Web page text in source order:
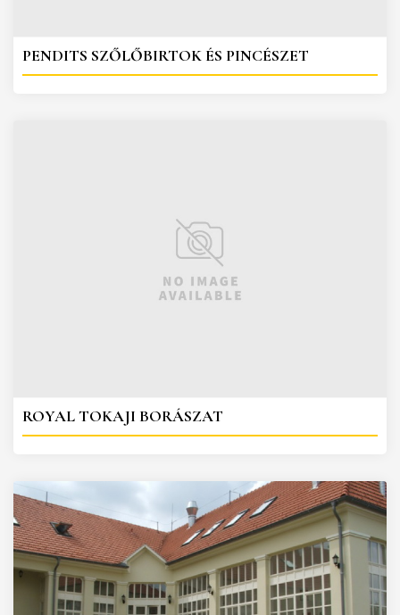
PENDITS SZŐLŐBIRTOK ÉS PINCÉSZET
ROYAL TOKAJI BORÁSZAT